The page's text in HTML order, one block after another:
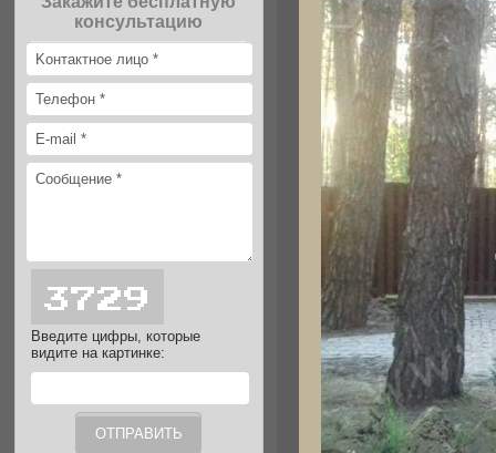
консультацию
Введите цифры, которые
видите на картинке: